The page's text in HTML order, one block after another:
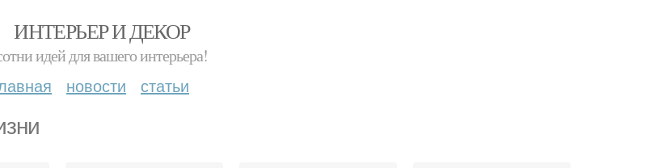
ИНТЕРЬЕР И ДЕКОР
идей для вашего интерьера!
новости статьи